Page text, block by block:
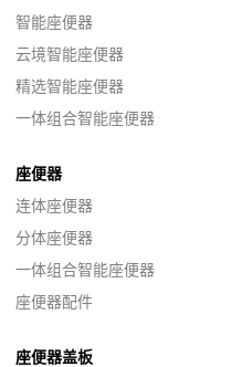
智能座便器
云境智能座便器
精选智能座便器
一体组合智能座便器
座便器
连体座便器
分体座便器
一体组合智能座便器
座便器配件
座便器盖板